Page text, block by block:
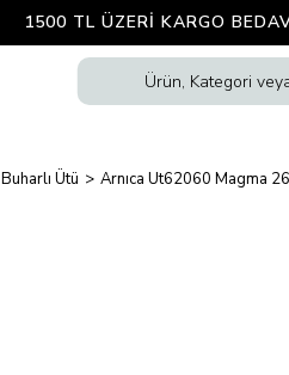
1500 TL ÜZERI KARGO
Buharlı Ütü Arnıca Ut62060 Magma